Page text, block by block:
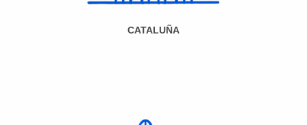
CATALUÑA